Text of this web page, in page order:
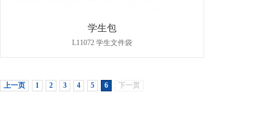
学生包
L11072 学生文件袋
上一页 1 2 3 4 5 6 下一页